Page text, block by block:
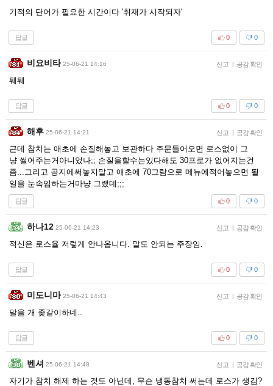
기적의 단어가 필요한 시간이다 '취재가 시작되자'
답글 0
0
비요비타 25-06-21 14:16 신고 | 공감 확인
퉤퉤
답글 0
0
해후 25-06-21 14:21 신고 | 공감 확인
근데 참치는 애초에 손질해놓고 보관하다 주문들어오면 로스없이 그
냥 썰어주는거아니었나;; 손질을할수는있다해도 30프로가 없어지는건
좀...그리고 공지에써놓지말고 애초에 70그람으로 메뉴에적어놓으면 될
일을 눈속임하는거마냥 그랬데;;;
답글 0
0
하나12 25-06-21 14:23 신고 | 공감 확인
적신은 로스율 저렇게 안나옵니다. 말도 안되는 주장임.
답글 0
0
미도니마 25-06-21 14:43 신고 | 공감 확인
말을 개 좆같이하네..
답글 0
0
벤셔 25-06-21 14:48 신고 | 공감 확인
자기가 참치 해제 하는 것도 아닌데, 무슨 냉동참치 써는데 로스가 생김?